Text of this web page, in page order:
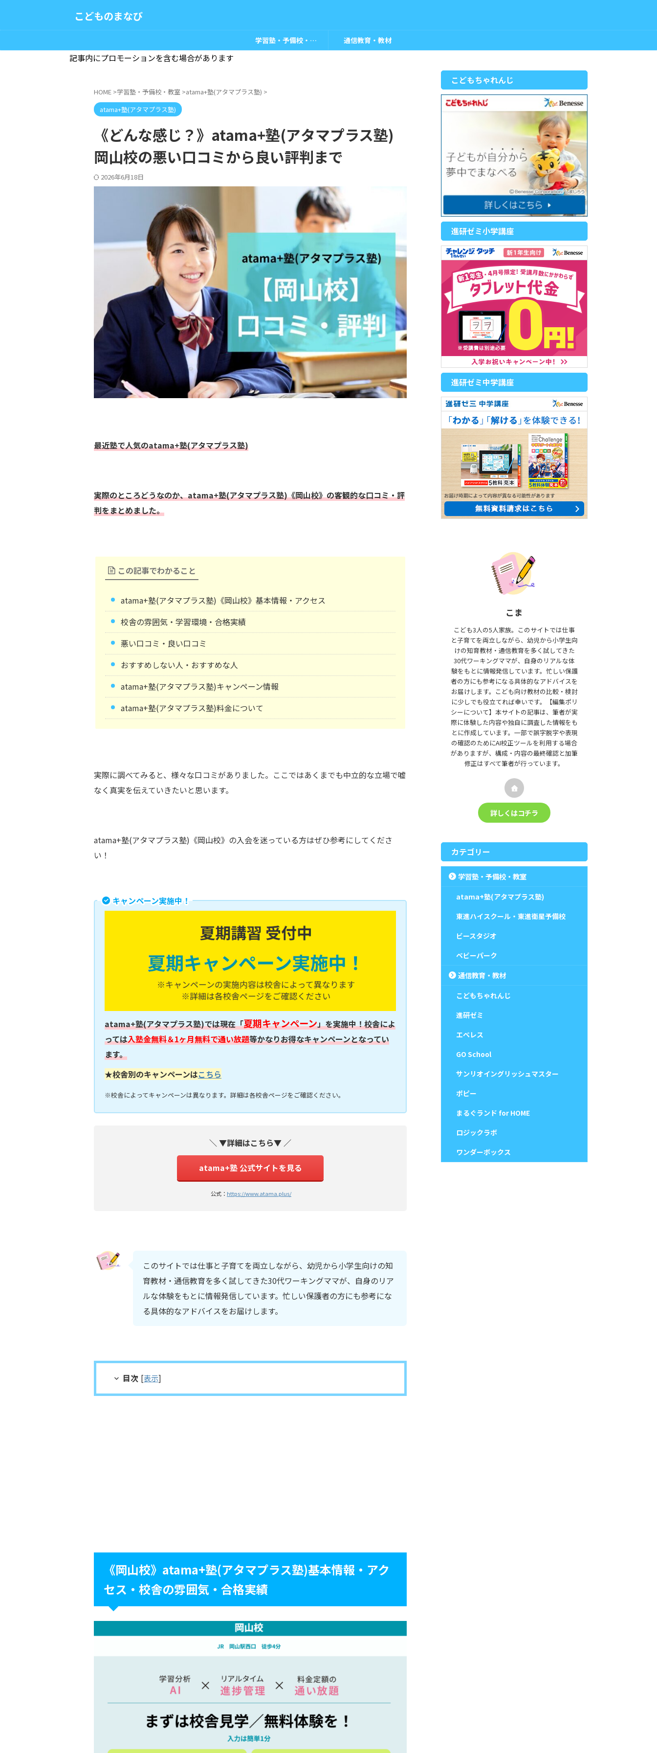
こどものまなび
学習塾・予備校・教室 通信教育・教材
記事内にプロモーションを含む場合があります
HOME >学習塾・予備校・教室 >atama+塾(アタマプラス塾) >
atama+塾(アタマプラス塾)
《どんな感じ？》atama+塾(アタマプラス塾)
岡山校の悪い口コミから良い評判まで
2026年6月18日
最近塾で人気のatama+塾(アタマプラス塾)
実際のところどうなのか、atama+塾(アタマプラス塾)《岡山校》の客観的な口コミ・評
判をまとめました。
この記事でわかること
atama+塾(アタマプラス塾)《岡山校》基本情報・アクセス
校舎の雰囲気・学習環境・合格実績
悪い口コミ・良い口コミ
おすすめしない人・おすすめな人
atama+塾(アタマプラス塾)キャンペーン情報
atama+塾(アタマプラス塾)料金について
実際に調べてみると、様々な口コミがありました。ここではあくまでも中立的な立場で嘘
なく真実を伝えていきたいと思います。
atama+塾(アタマプラス塾)《岡山校》の入会を迷っている方はぜひ参考にしてくださ
い！
キャンペーン実施中！
atama+塾(アタマプラス塾)では現在「夏期キャンペーン」を実施中！校舎によ
っては入塾金無料＆1ヶ月無料で通い放題等かなりお得なキャンペーンとなってい
ます。
★校舎別のキャンペーンはこちら
※校舎によってキャンペーンは異なります。詳細は各校舎ページをご確認ください。
＼ ▼詳細はこちら▼ ／
atama+塾 公式サイトを見る
公式： https://www.atama.plus/
このサイトでは仕事と子育てを両立しながら、幼児から小学生向けの知
育教材・通信教育を多く試してきた30代ワーキングママが、自身のリア
ルな体験をもとに情報発信しています。忙しい保護者の方にも参考にな
る具体的なアドバイスをお届けします。
目次 [表示]
《岡山校》atama+塾(アタマプラス塾)基本情報・アク
セス・校舎の雰囲気・合格実績
こどもちゃれんじ
進研ゼミ小学講座
進研ゼミ中学講座
こま
こども3人の5人家族。このサイトでは仕事
と子育てを両立しながら、幼児から小学生向
けの知育教材・通信教育を多く試してきた
30代ワーキングママが、自身のリアルな体
験をもとに情報発信しています。忙しい保護
者の方にも参考になる具体的なアドバイスを
お届けします。こども向け教材の比較・検討
に少しでも役立てれば幸いです。【編集ポリ
シーについて】本サイトの記事は、筆者が実
際に体験した内容や独自に調査した情報をも
とに作成しています。一部で誤字脱字や表現
の確認のためにAI校正ツールを利用する場合
がありますが、構成・内容の最終確認と加筆
修正はすべて筆者が行っています。
詳しくはコチラ
カテゴリー
学習塾・予備校・教室
atama+塾(アタマプラス塾)
東進ハイスクール・東進衛星予備校
ビースタジオ
ベビーパーク
通信教育・教材
こどもちゃれんじ
進研ゼミ
エベレス
GO School
サンリオイングリッシュマスター
ポピー
まるぐランド for HOME
ロジックラボ
ワンダーボックス